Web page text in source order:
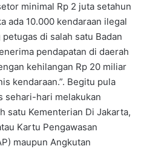
minimal Rp 2 juta setahun
ada 10.000 kendaraan ilegal
di salah satu Badan
pendapatan di daerah
kehilangan Rp 20 miliar
kendaraan.”. Begitu pula
sehari-hari melakukan
satu Kementerian Di Jakarta,
Kartu Pengawasan
maupun Angkutan